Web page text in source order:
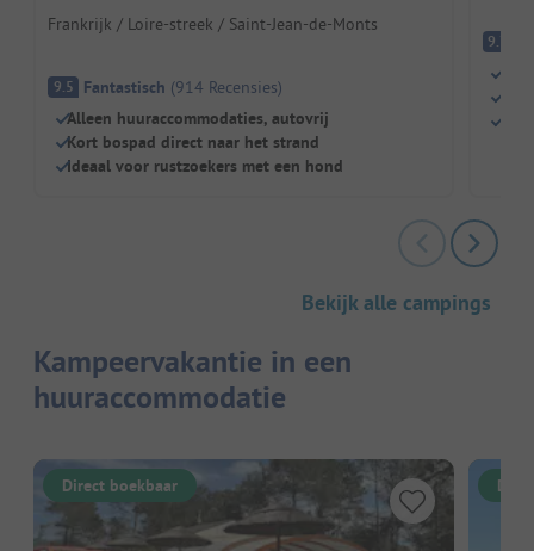
Frankrijk / Loire-streek / Saint-Jean-de-Monts
9.5 Fantastisch (914 Recensies)
Alleen huuraccommodaties, autovrij
Kort bospad direct naar het strand
Ideaal voor rustzoekers met een hond
9.7
Bekijk alle campings
Kampeervakantie in een
huuraccommodatie
Direct boekbaar